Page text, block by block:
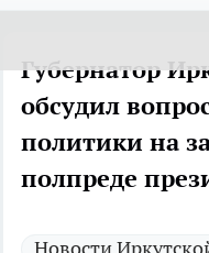
Губернатор
обсудил
политики на
полпреде